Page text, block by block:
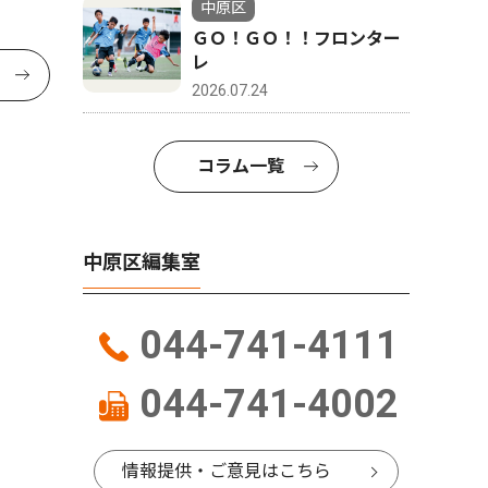
中原区
ＧＯ！ＧＯ！！フロンター
レ
2026.07.24
コラム一覧
中原区編集室
044-741-4111
044-741-4002
情報提供・ご意見はこちら